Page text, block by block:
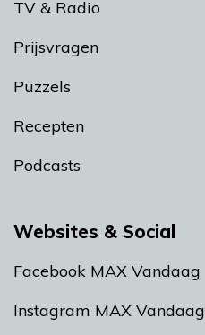
TV & Radio
Prijsvragen
Puzzels
Recepten
Podcasts
Websites & Social
Facebook MAX Vandaag
Instagram MAX Vandaag